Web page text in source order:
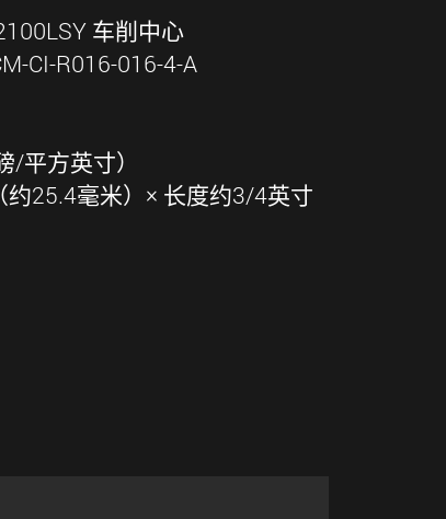
车削中心
CI-R016-016-4-A
平方英寸）
25.4毫米）× 长度约3/4英寸